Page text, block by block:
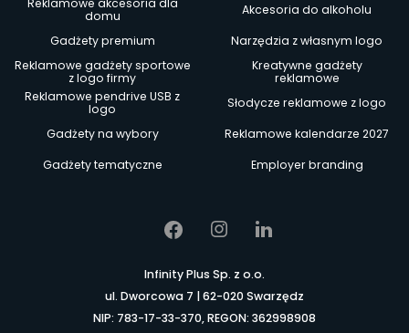
Reklamowe akcesoria dla
domu
Akcesoria do alkoholu
Gadżety premium
Narzędzia z własnym logo
Reklamowe gadżety sportowe
z logo firmy
Kreatywne gadżety
reklamowe
Reklamowe pendrive USB z
logo
Słodycze reklamowe z logo
Gadżety na wybory
Reklamowe kalendarze 2027
Gadżety tematyczne
Employer branding
Infinity Plus Sp. z o.o.
ul. Dworcowa 7 | 62-020 Swarzędz
NIP: 783-17-33-370, REGON: 362998908